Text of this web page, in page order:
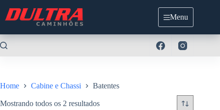
para
Menu
Home Cabine e Chassi Batentes
Mostrando todos os 2 resultados